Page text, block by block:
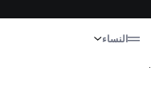
النساء
.